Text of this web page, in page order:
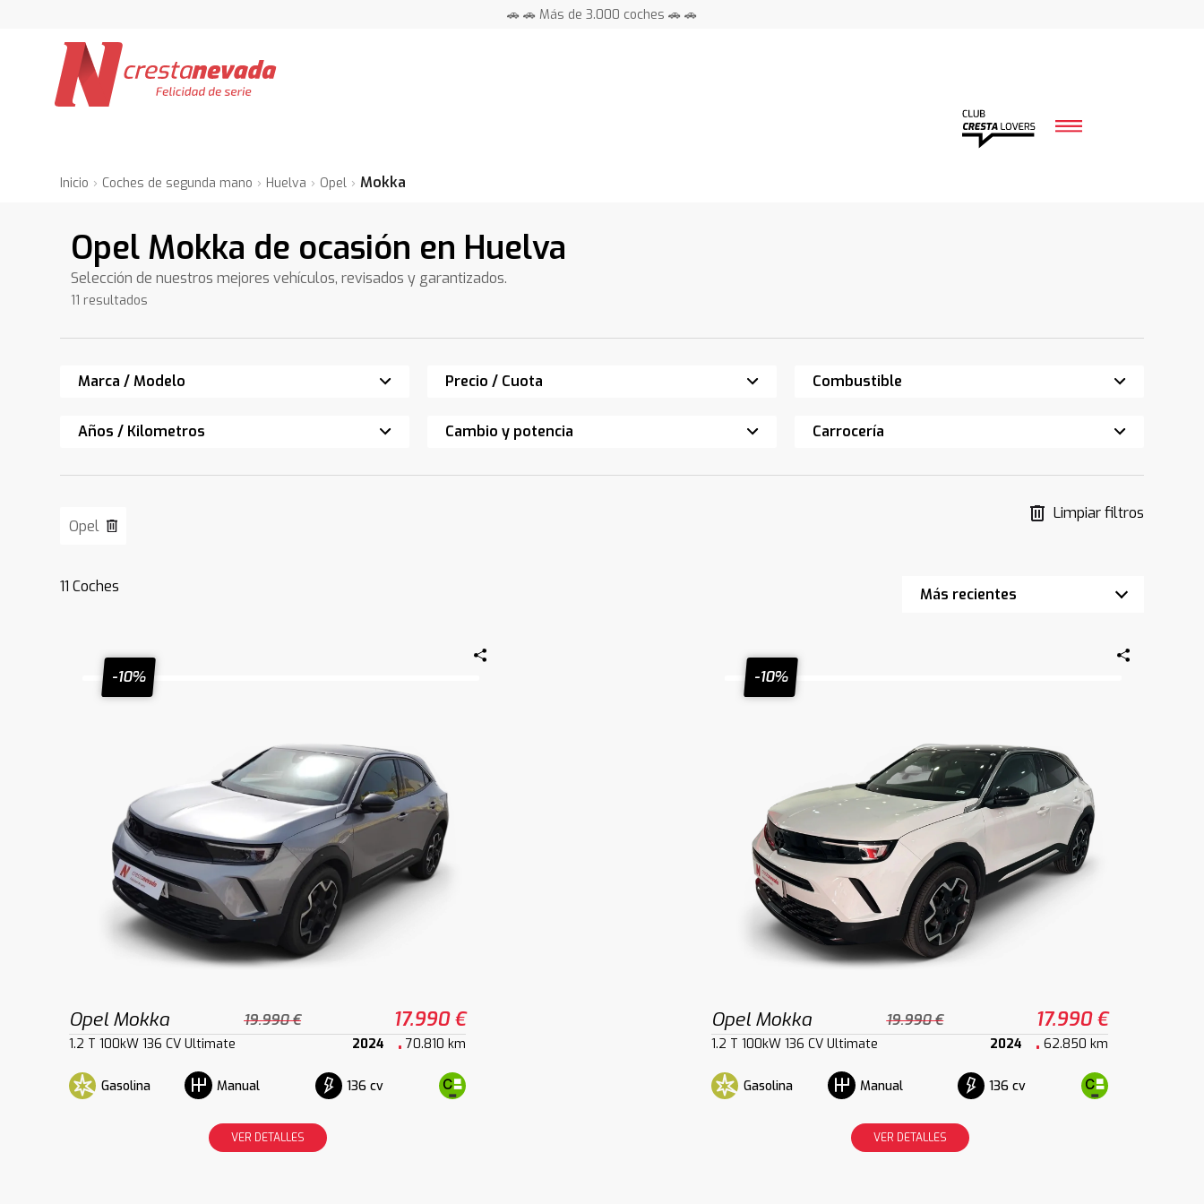
🚗 🚗 Más de 3.000 coches 🚗 🚗
Inicio Coches de segunda mano Huelva Opel Mokka
Opel Mokka de ocasión en Huelva
Selección de nuestros mejores vehículos, revisados y garantizados.
11 resultados
Marca / Modelo Precio / Cuota Combustible
Años / Kilometros Cambio y potencia Carrocería
Opel
Limpiar filtros
11 Coches
-10%
Opel Mokka 19.990 € 17.990 €
1.2 T 100kW 136 CV Ultimate 2024 70.810 km
Gasolina Manual 136 cv
VER DETALLES
-10%
Opel Mokka 19.990 € 17.990 €
1.2 T 100kW 136 CV Ultimate 2024 62.850 km
Gasolina Manual 136 cv
VER DETALLES